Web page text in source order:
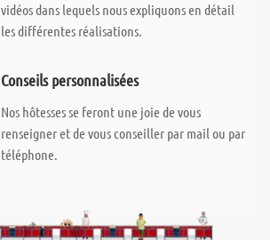
vidéos dans lequels nous expliquons en détail
les différentes réalisations.
Conseils personnalisées
Nos hôtesses se feront une joie de vous
renseigner et de vous conseiller par mail ou par
téléphone.